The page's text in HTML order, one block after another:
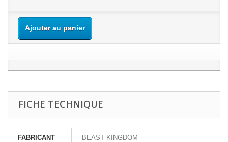
Ajouter au panier
FICHE TECHNIQUE
FABRICANT BEAST KINGDOM